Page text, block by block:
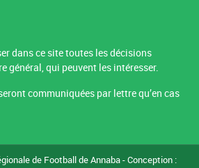
dans ce site toutes les décisions
général, qui peuvent les intéresser.
communiquées par lettre qu’en cas
de Football de Annaba - Conception :